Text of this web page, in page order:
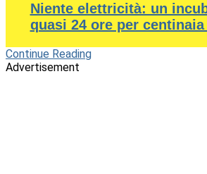
Niente elettricità: un
quasi 24 ore per
Continue Reading
Advertisement